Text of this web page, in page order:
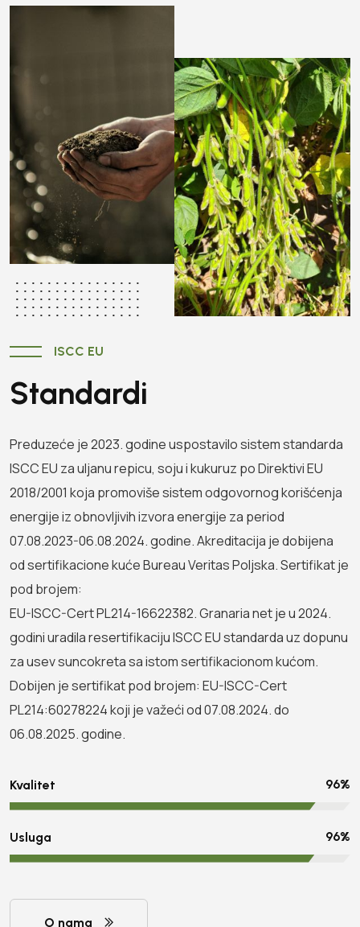
ISCC EU
Standardi
Preduzeće je 2023. godine uspostavilo sistem standarda
ISCC EU za uljanu repicu, soju i kukuruz po Direktivi EU
2018/2001 koja promoviše sistem odgovornog korišćenja
energije iz obnovljivih izvora energije za period
07.08.2023-06.08.2024. godine. Akreditacija je dobijena
od sertifikacione kuće Bureau Veritas Poljska. Sertifikat je
pod brojem:
EU-ISCC-Cert PL214-16622382. Granaria net je u 2024.
godini uradila resertifikaciju ISCC EU standarda uz dopunu
za usev suncokreta sa istom sertifikacionom kućom.
Dobijen je sertifikat pod brojem: EU-ISCC-Cert
PL214:60278224 koji je važeći od 07.08.2024. do
Kvalitet 100%
Usluga 100%
O nama